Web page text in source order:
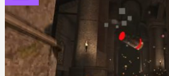
chaotique, il y a donc fort à
sera, lui aussi, bientôt plus
vidéoludique.​ K.L.